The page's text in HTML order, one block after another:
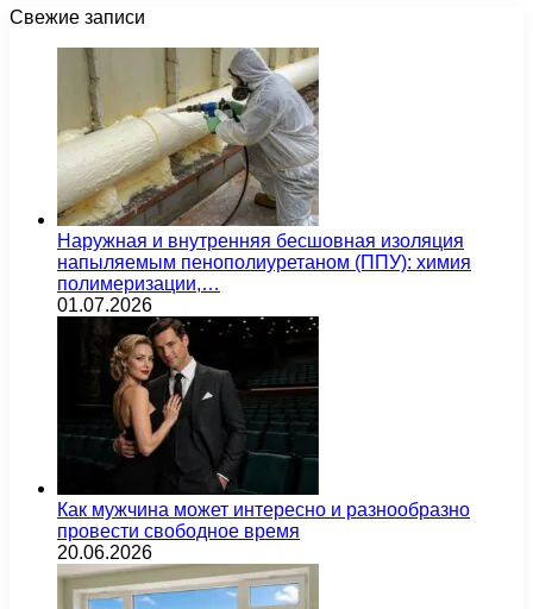
Свежие записи
Наружная и внутренняя бесшовная изоляция
напыляемым пенополиуретаном (ППУ): химия
полимеризации,…
01.07.2026
Как мужчина может интересно и разнообразно
провести свободное время
20.06.2026